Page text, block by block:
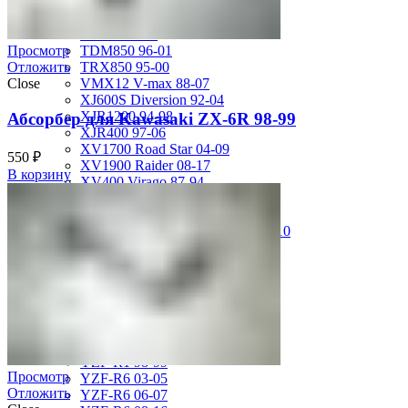
TDM850 96-01
TRX850 95-00
VMX12 V-max 88-07
XJ600S Diversion 92-04
XJR1200 94-98
XJR400 97-06
XV1700 Road Star 04-09
XV1900 Raider 08-17
XV400 Virago 87-94
XVZ1300 Royal Star Venture 01-10
YZF-R1 00-01
YZF-R1 02-03
YZF-R1 07-08
YZF-R1 98-99
YZF-R6 03-05
YZF-R6 06-07
Просмотр
Отложить
Close
Абсорбер для Kawasaki ZX-6R 98-99
550 ₽
В корзину
Просмотр
Отложить